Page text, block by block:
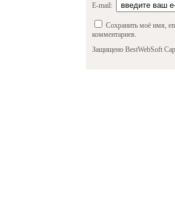
E-mail:
Сохранить моё имя,
комментариев.
Защищено BestWebSoft